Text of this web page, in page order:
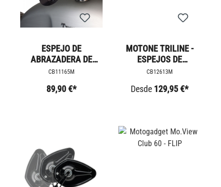
ESPEJO DE
ABRAZADERA DE
MANILLAR REDONDO
CB11165M
89,90 €*
MOTONE TRILINE -
ESPEJOS DE
MANILLAR
CB12613M
Desde 129,95 €*